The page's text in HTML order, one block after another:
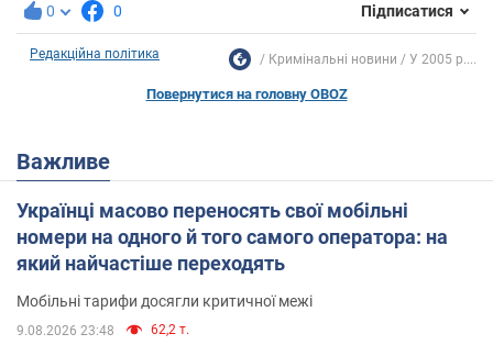
0 0 Підписатися
Редакційна політика Кримінальні новини У 2005 р....
Повернутися на головну OBOZ
Важливе
Українці масово переносять свої мобільні
номери на одного й того самого оператора: на
який найчастіше переходять
Мобільні тарифи досягли критичної межі
9.08.2026 23:48 62,2 т.